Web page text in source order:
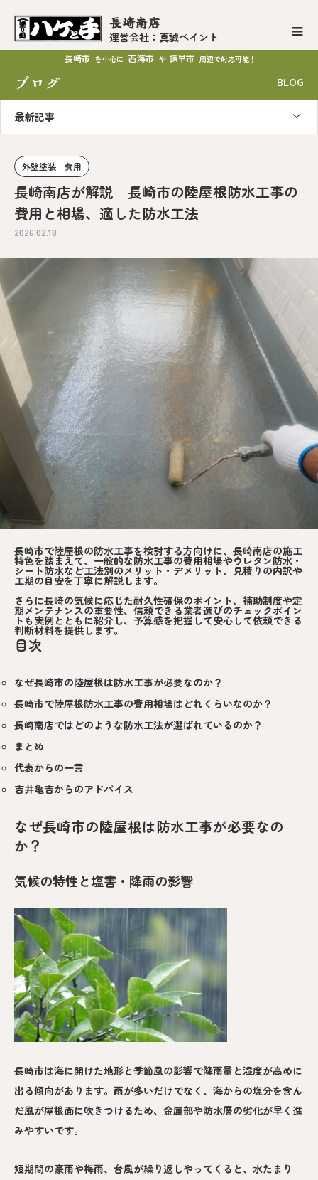
長崎南店
運営会社：真誠ペイント
長崎市 を中心に 西海市 や 諫早市 周辺で対応可能！
ブログ BLOG
最新記事
外壁塗装 費用
長崎南店が解説｜長崎市の陸屋根防水工事の
費用と相場、適した防水工法
2026.02.18
長崎市で陸屋根の防水工事を検討する方向けに、長崎南店の施工
特色を踏まえて、一般的な防水工事の費用相場やウレタン防水・
シート防水など工法別のメリット・デメリット、見積りの内訳や
工期の目安を丁寧に解説します。
さらに長崎の気候に応じた耐久性確保のポイント、補助制度や定
期メンテナンスの重要性、信頼できる業者選びのチェックポイン
トも実例とともに紹介し、予算感を把握して安心して依頼できる
判断材料を提供します。
目次
なぜ長崎市の陸屋根は防水工事が必要なのか？
長崎市で陸屋根防水工事の費用相場はどれくらいなのか？
長崎南店ではどのような防水工法が選ばれているのか？
まとめ
代表からの一言
吉井亀吉からのアドバイス
なぜ長崎市の陸屋根は防水工事が必要なの
か？
気候の特性と塩害・降雨の影響
長崎市は海に開けた地形と季節風の影響で降雨量と湿度が高めに
出る傾向があります。雨が多いだけでなく、海からの塩分を含ん
だ風が屋根面に吹きつけるため、金属部や防水層の劣化が早く進
みやすいです。
短期間の豪雨や梅雨、台風が繰り返しやってくると、水たまり